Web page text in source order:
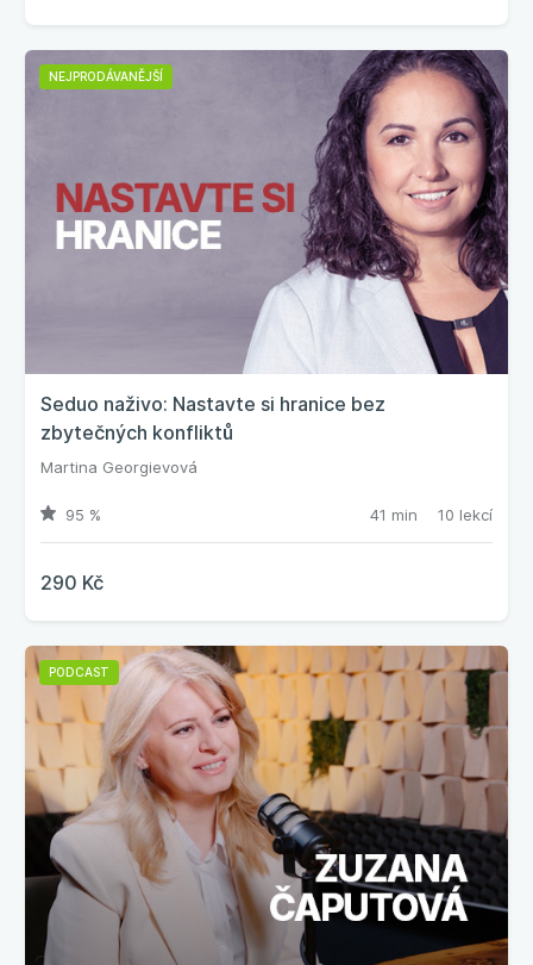
NEJPRODÁVANĚJŠÍ
Seduo naživo: Nastavte si hranice bez
zbytečných konfliktů
Martina Georgievová
95 % 41 min 10 lekcí
290 Kč
PODCAST